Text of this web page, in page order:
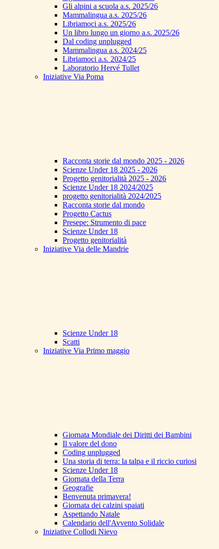
Gli alpini a scuola a.s. 2025/26
Mammalingua a.s. 2025/26
Libriamoci a.s. 2025/26
Un libro lungo un giorno a.s. 2025/26
Dal coding unplugged
Mammalingua a.s. 2024/25
Libriamoci a.s. 2024/25
Laboratorio Hervé Tullet
Iniziative Via Poma
Racconta storie dal mondo 2025 - 2026
Scienze Under 18 2025 - 2026
Progetto genitorialità 2025 - 2026
Scienze Under 18 2024/2025
progetto genitorialità 2024/2025
Racconta storie dal mondo
Progetto Cactus
Presepe: Strumento di pace
Scienze Under 18
Progetto genitorialità
Iniziative Via delle Mandrie
Scienze Under 18
Scatti
Iniziative Via Primo maggio
Giornata Mondiale dei Diritti dei Bambini
Il valore del dono
Coding unplugged
Una storia di terra: la talpa e il riccio curiosi
Scienze Under 18
Giornata della Terra
Geografie
Benvenuta primavera!
Giornata dei calzini spaiati
Aspettando Natale
Calendario dell'Avvento Solidale
Iniziative Collodi Nievo